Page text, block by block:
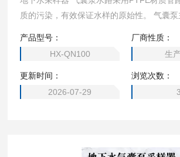
质的污染，有效保证水样的原始性。 气囊泵
产品型号：
HX-QN100
厂商性质：
生
更新时间：
2026-07-29
浏览次数：